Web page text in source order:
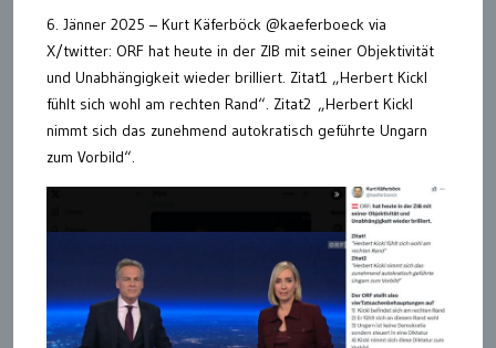
6. Jänner 2025 – Kurt Käferböck @kaeferboeck via
X/twitter: ORF hat heute in der ZIB mit seiner Objektivität
und Unabhängigkeit wieder brilliert. Zitat1 „Herbert Kickl
fühlt sich wohl am rechten Rand“. Zitat2 „Herbert Kickl
nimmt sich das zunehmend autokratisch geführte Ungarn
zum Vorbild“.